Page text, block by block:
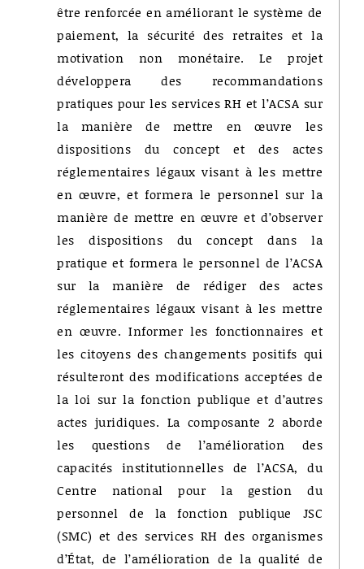
être renforcée en améliorant le système de
paiement, la sécurité des retraites et la
motivation non monétaire. Le projet
développera des recommandations
pratiques pour les services RH et l’ACSA sur
la manière de mettre en œuvre les
dispositions du concept et des actes
réglementaires légaux visant à les mettre
en œuvre, et formera le personnel sur la
manière de mettre en œuvre et d’observer
les dispositions du concept dans la
pratique et formera le personnel de l’ACSA
sur la manière de rédiger des actes
réglementaires légaux visant à les mettre
en œuvre. Informer les fonctionnaires et
les citoyens des changements positifs qui
résulteront des modifications acceptées de
la loi sur la fonction publique et d’autres
actes juridiques. La composante 2 aborde
les questions de l’amélioration des
capacités institutionnelles de l’ACSA, du
Centre national pour la gestion du
personnel de la fonction publique JSC
(SMC) et des services RH des organismes
d’État, de l’amélioration de la qualité de